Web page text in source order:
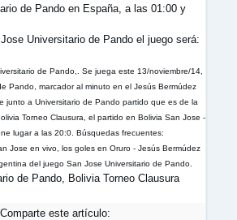
de Pando en España, a las 01:00 y
Universitario de Pando el juego será:
de Pando,. Se juega este 13/noviembre/14,
Pando, marcador al minuto en el Jesús Bermúdez
junto a Universitario de Pando partido que es de la
Torneo Clausura, el partido en Bolivia San Jose -
lugar a las 20:0. Búsquedas frecuentes:
Jose en vivo, los goles en Oruro - Jesús Bermúdez
del juego San Jose Universitario de Pando.
de Pando, Bolivia Torneo Clausura
Comparte este artículo: